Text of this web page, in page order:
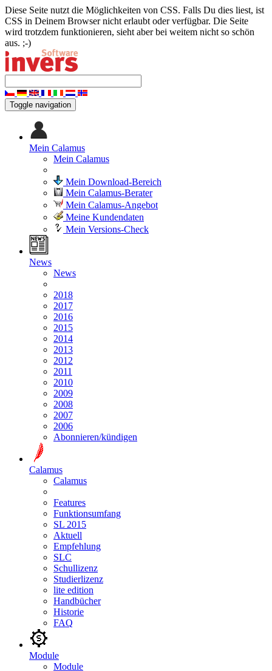
Diese Seite nutzt die Möglichkeiten von CSS. Falls Du dies liest, ist
CSS in Deinem Browser nicht erlaubt oder verfügbar. Die Seite
wird trotzdem funktionieren, sieht aber bei weitem nicht so schön
aus. ;-)
Toggle navigation
Mein Calamus
Mein Calamus
Mein Download-Bereich
Mein Calamus-Berater
Mein Calamus-Angebot
Meine Kundendaten
Mein Versions-Check
News
News
2018
2017
2016
2015
2014
2013
2012
2011
2010
2009
2008
2007
2006
Abonnieren/kündigen
Calamus
Calamus
Features
Funktionsumfang
SL 2015
Aktuell
Empfehlung
SLC
Schullizenz
Studierlizenz
lite edition
Handbücher
Historie
FAQ
Module
Module